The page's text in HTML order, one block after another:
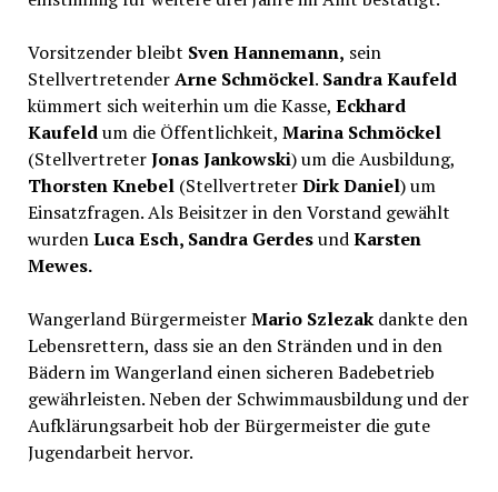
Vorsitzender bleibt Sven Hannemann, sein
StellvertretenderArne Schmöckel. Sandra Kaufeld
kümmert sich weiterhin um die Kasse, Eckhard
Kaufeldum die Öffentlichkeit, Marina Schmöckel
(StellvertreterJonas Jankowski) um die Ausbildung,
Thorsten Knebel (StellvertreterDirk Daniel) um
Einsatzfragen. Als Beisitzer in den Vorstand gewählt
wurdenLuca Esch, Sandra GerdesundKarsten
Mewes.
Wangerland BürgermeisterMario Szlezak dankte den
Lebensrettern, dass sie an den Stränden und in den
Bädern im Wangerland einen sicheren Badebetrieb
gewährleisten. Neben der Schwimmausbildung und der
Aufklärungsarbeit hob der Bürgermeister die gute
Jugendarbeit hervor.